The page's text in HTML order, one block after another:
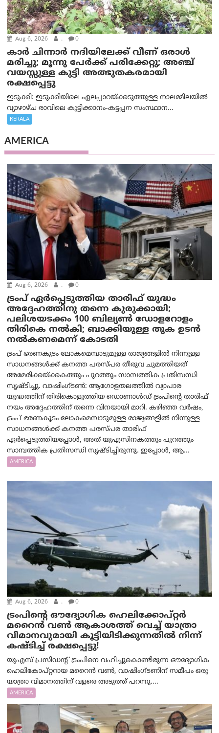
Aug 6, 2026 . 0
കാര്‍ ചിന്നാര്‍ നദിയിലേക്ക് വീണ് ഒരാള്‍
മരിച്ചു; മൂന്നു പേര്‍ക്ക് പരിക്കേറ്റു; അഞ്ച്
വയസ്സുള്ള കുട്ടി അത്ഭുതകരമായി
രക്ഷപ്പെട്ടു
ഇടുക്കി: ഇടുക്കിയിലെ ഏലപ്പാറയ്ക്കടുത്തുള്ള നാലമ്മിലയിൽ
വ്യാഴാഴ്ച രാവിലെ കുട്ടിക്കാനം-കട്ടപ്പന സംസ്ഥാന...
KERALA
AMERICA
Aug 6, 2026 . 0
ട്രംപ് ഏര്‍പ്പെടുത്തിയ താരിഫ് യുദ്ധം
അദ്ദേഹത്തിനു തന്നെ കുരുക്കായി;
പലിശയടക്കം 100 ബില്യണ്‍ ഡോളറോളം
തിരികെ നല്‍കി; ബാക്കിയുള്ള തുക ഉടന്‍
നല്‍കണമെന്ന് കോടതി
ട്രംപ് ഭരണകൂടം ലോകമെമ്പാടുമുള്ള രാജ്യങ്ങളിൽ നിന്നുള്ള
സാധനങ്ങൾക്ക് കനത്ത പരസ്പര തീരുവ ചുമത്തിയത്
അമേരിക്കയ്ക്കകത്തും പുറത്തും സാമ്പത്തിക പ്രതിസന്ധി
സൃഷ്ടിച്ചു. വാഷിംഗ്ടണ്‍: ആഗോളതലത്തിൽ വ്യാപാര
യുദ്ധത്തിന് തിരികൊളുത്തിയ ഡൊണാൾഡ് ട്രംപിന്റെ താരിഫ്
നയം അദ്ദേഹത്തിന് തന്നെ വിനയായി മാറി. കഴിഞ്ഞ വർഷം,
ട്രംപ് ഭരണകൂടം ലോകമെമ്പാടുമുള്ള രാജ്യങ്ങളിൽ നിന്നുള്ള
സാധനങ്ങൾക്ക് കനത്ത പരസ്പര താരിഫ്
ഏർപ്പെടുത്തിയപ്പോൾ, അത് യുഎസിനകത്തും പുറത്തും
സാമ്പത്തിക പ്രതിസന്ധി സൃഷ്ടിച്ചിരുന്നു. ഇപ്പോൾ, ആ...
AMERICA
Aug 6, 2026 . 0
ട്രം‌പിന്റെ ഔദ്യോഗിക ഹെലിക്കോപ്റ്റര്‍
മറൈന്‍ വണ്‍ ആകാശത്ത് വെച്ച് യാത്രാ
വിമാനവുമായി കൂട്ടിയിടിക്കുന്നതിൽ നിന്ന്
കഷ്ടിച്ച് രക്ഷപ്പെട്ടു!
യുഎസ് പ്രസിഡന്റ് ട്രംപിനെ വഹിച്ചുകൊണ്ടിരുന്ന ഔദ്യോഗിക
ഹെലികോപ്റ്ററായ മറൈൻ വൺ, വാഷിംഗ്ടണിന് സമീപം ഒരു
യാത്രാ വിമാനത്തിന് വളരെ അടുത്ത് പറന്നു....
AMERICA